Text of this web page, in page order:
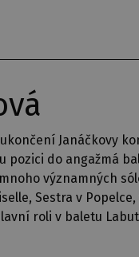
Janáčkovy
pozici do angažmá
významných
Sestra v
roli v baletu